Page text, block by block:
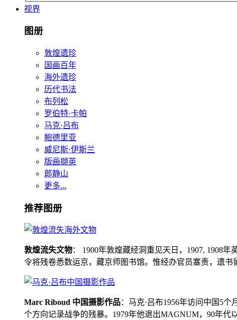
视界
图册
敦煌遗珍
国画百年
海外遗珍
历代书法
布列松
罗伯特·卡帕
马克·吕布
鲍德里亚
威尼斯·伊斯兰
版画撷英
郎静山
更多...
推荐图册
敦煌流失文物： 1900年敦煌藏经洞重见天日，1907, 1908
令将残卷悉数运京，藏京师图书馆。惟经办官员塞责，遗书
Marc Riboud 中国摄影作品：马克·吕布1956年访问中国5
个方向记录战争的残暴。1979年他退出MAGNUM，90年代